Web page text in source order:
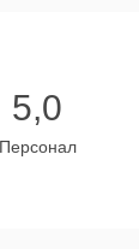
5,0
Персонал